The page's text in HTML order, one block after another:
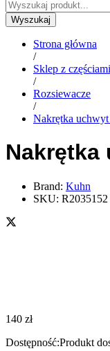
Wyszukaj
Strona główna
/
Sklep z częściami
/
Rozsiewacze
/
Nakrętka
Nakrętka
Brand: Kuhn
SKU: R2035152
140 zł
Dostępność:Produkt